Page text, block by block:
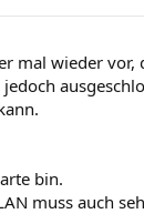
mal wieder vor,
bin.
muss auch